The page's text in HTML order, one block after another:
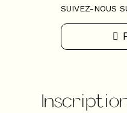
SUIVEZ-NOUS